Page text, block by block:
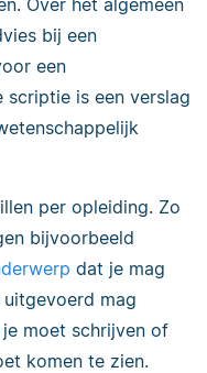
bij een
een
scriptie is een verslag
per opleiding. Zo
bijvoorbeeld
dat je mag
mag
moet schrijven of
komen te zien.